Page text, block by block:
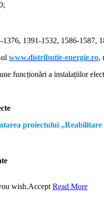
1391-1532, 1586-1587,
ul www.distributie-energie.ro,
funcționări a instalațiilor
proiectului
wish.Accept Read More